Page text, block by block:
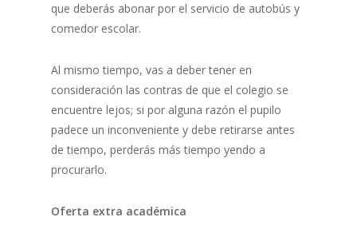
que deberás abonar por el servicio de autobús y
comedor escolar.
Al mismo tiempo, vas a deber tener en
consideración las contras de que el colegio se
encuentre lejos; si por alguna razón el pupilo
padece un inconveniente y debe retirarse antes
de tiempo, perderás más tiempo yendo a
procurarlo.
Oferta extra académica